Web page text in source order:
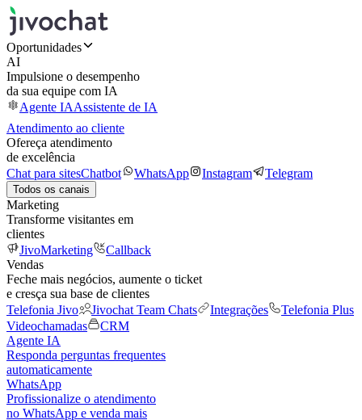
Oportunidades
AI
Impulsione o desempenho
da sua equipe com IA
Agente IAAssistente de IA
Atendimento ao cliente
Ofereça atendimento
de excelência
Chat para sitesChatbot WhatsApp Instagram Telegram
Todos os canais
Marketing
Transforme visitantes em
clientes
JivoMarketing
Callback
Vendas
Feche mais negócios, aumente o ticket
e cresça sua base de clientes
Telefonia Jivo
Jivochat Team Chats Integrações
Telefonia Plus
Videochamadas
CRM
Agente IA
Responda perguntas frequentes
automaticamente
WhatsApp
Profissionalize o atendimento
no WhatsApp e venda mais